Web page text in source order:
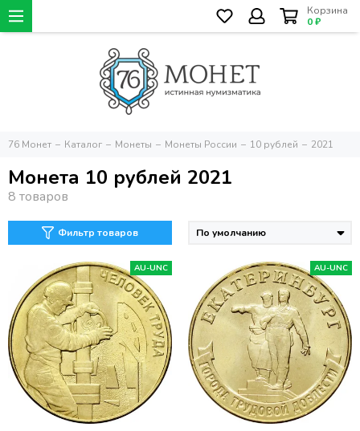
Корзина
0 ₽
76 Монет Каталог Монеты Монеты России 10 рублей 2021
Монета 10 рублей 2021
Фильтр товаров
AU-UNC AU-UNC